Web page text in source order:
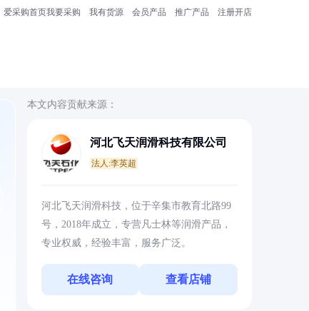
爱采购首页我要采购 我有货源 会员产品 推广产品 注册开店
本文内容贡献来源：
河北飞天润滑科技有限公司
法人:李英超
河北飞天润滑科技，位于辛集市教育北路99
号，2018年成立，专营凡士林等润滑产品，
专业权威，经验丰富，服务广泛。
在线咨询 查看店铺